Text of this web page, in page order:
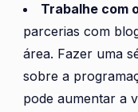
Trabalhe com
parcerias com
área. Fazer uma
sobre a
pode aumentar a